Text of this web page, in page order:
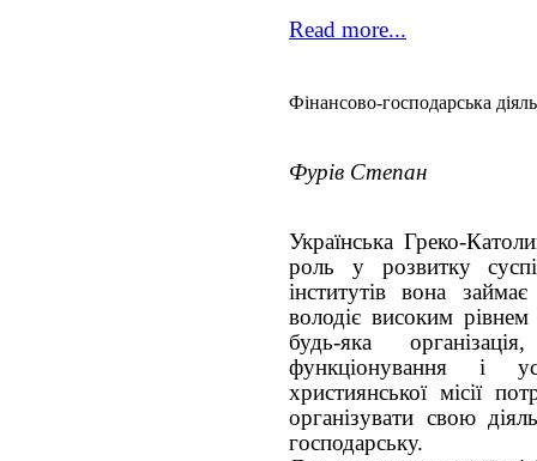
Read more...
Фінансово-господарська
Фурів Степан
Українська Греко-
роль у розвитку
інститутів вона
володіє високим
будь-яка
функціонування і
християнської місії
організувати свою
господарську.